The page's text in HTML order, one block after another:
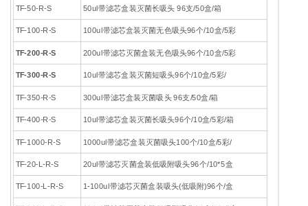
TF-50-R-S 50ul带滤芯盒装灭菌长吸头 96支/50盒/箱
TF-100-R-S 100ul带滤芯盒装灭菌无色吸头96个/10盒/5彩
TF-200-R-S 200ul带滤芯灭菌盒装无色吸头96个/10盒/5彩
TF-300-R-S 10ul带滤芯盒装灭菌短吸头96个/10盒/5彩/
TF-350-R-S 300ul带滤芯盒装灭菌吸头 96支/50盒/箱
TF-400-R-S 10ul带滤芯盒装灭菌长吸头96个/10盒/5彩/箱
TF-1000-R-S 1000ul带滤芯盒装灭菌吸头100个/10盒/5彩/
TF-20-L-R-S 20ul带滤芯灭菌盒装低吸附吸头96个/10*5盒
TF-100-L-R-S 1-100ul带滤芯灭菌盒装吸头(低吸附)96个/盒